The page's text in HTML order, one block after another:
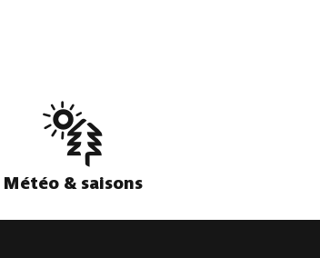
Météo & saisons